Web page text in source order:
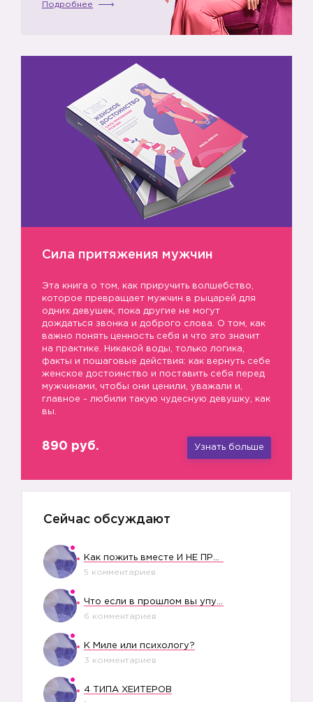
Подробнее
Сила притяжения мужчин
Эта книга о том, как приручить волшебство,
которое превращает мужчин в рыцарей для
одних девушек, пока другие не могут
дождаться звонка и доброго слова. О том, как
важно понять ценность себя и что это значит
на практике. Никакой воды, только логика,
факты и пошаговые действия: как вернуть себе
женское достоинство и поставить себя перед
мужчинами, чтобы они ценили, уважали и,
главное - любили такую чудесную девушку, как
вы.
890 руб. Узнать больше
Сейчас обсуждают
5 комментариев
6 комментариев
К Миле или психологу?
3 комментариев
4 ТИПА ХЕЙТЕРОВ